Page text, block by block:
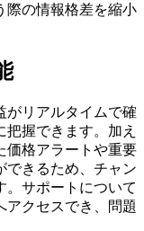
際の情報格差を縮小
がリアルタイムで確
握できます。加え
価格アラートや重要
できるため、チャン
。サポートについて
アクセスでき、問題